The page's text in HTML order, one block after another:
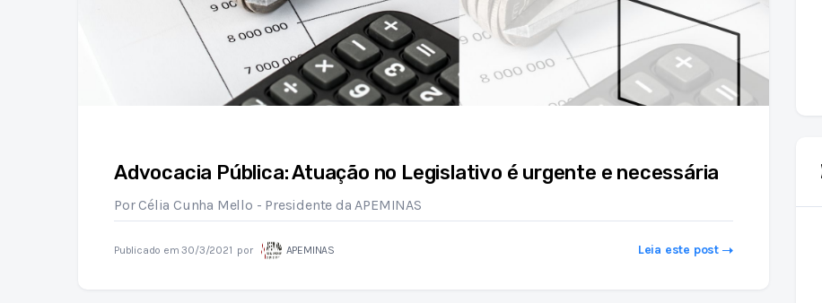
Advocacia Pública: Atuação no Legislativo é urgente e necessária
Por Célia Cunha Mello - Presidente da APEMINAS
Publicado em30/3/2021 por APEMINAS Leia este post